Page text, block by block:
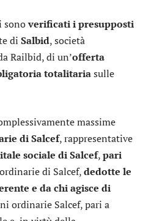
sonoverificati i presupposti
di Salbid, società
Railbid, di un’offerta
totalitariasulle
massime
di Salcef, rappresentative
sociale di Salcef,pari
di Salcef,dedotte le
e da chi agisce di
ordinarie Salcef, pari a